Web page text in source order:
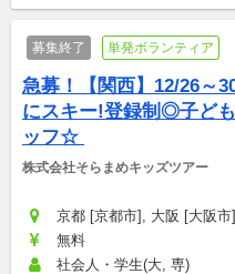
募集終了 単発ボランティア
急募！【関西】12/26～
にスキー!登録制◎子ど
株式会社そらまめキッズツアー
京都 [京都市], 大阪 [大阪
無料
社会人・学生(大, 専)